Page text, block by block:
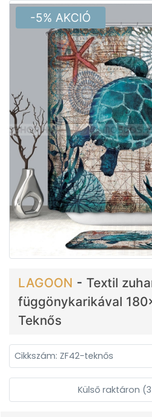
-5% AKCIÓ
LAGOON - Textil
függönykarikával
Teknős
Cikkszám: ZF42-teknős
Külső raktáron